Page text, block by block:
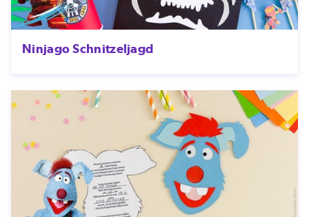
Ninjago Schnitzeljagd